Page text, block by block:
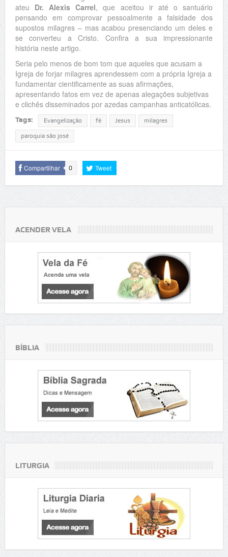
ateu Dr. Alexis Carrel, que aceitou ir até o santuário
pensando em comprovar pessoalmente a falsidade dos
supostos milagres – mas acabou presenciando um deles e
se converteu a Cristo. Confira a sua impressionante
história neste artigo.
Seria pelo menos de bom tom que aqueles que acusam a
Igreja de forjar milagres aprendessem com a própria Igreja a
fundamentar cientificamente as suas afirmações,
apresentando fatos em vez de apenas alegações subjetivas
e clichês disseminados por azedas campanhas anticatólicas.
Tags: Evangelização fé Jesus milagres
paroquia são josé
Compartilhar 0 Tweet
ACENDER VELA
BÍBLIA
LITURGIA